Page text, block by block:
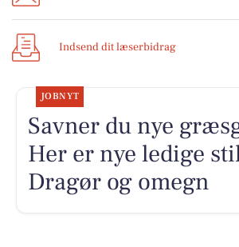
Indsend dit læserbidrag
JOBNYT
Savner du nye
Her er nye ledige
Dragør og omegn